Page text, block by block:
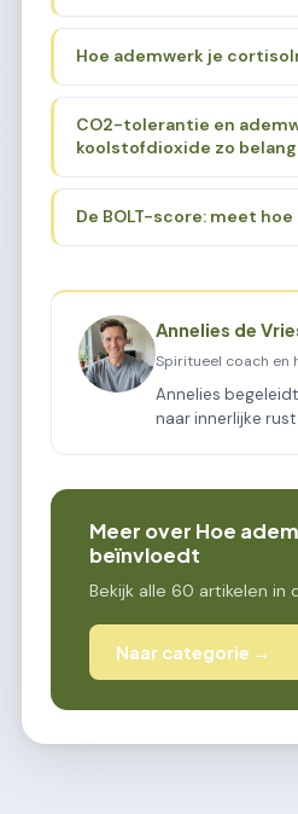
Hoe ademwerk je
CO2-tolerantie en
koolstofdioxide zo
De BOLT-score: meet
Annelies de
Spiritueel coach en
Annelies
naar innerlijke
Meer over Hoe
beïnvloedt
Bekijk alle 60 artikelen in
Naar categorie →